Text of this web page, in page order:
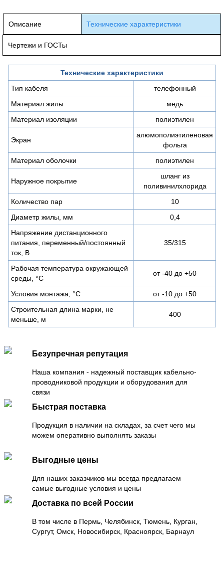
Описание Технические характеристики
Чертежи и ГОСТы
Технические характеристики
Тип кабеля
телефонный
Материал жилы
медь
Материал изоляции
полиэтилен
Экран
алюмополиэтиленовая
фольга
Материал оболочки
полиэтилен
Наружное покрытие
шланг из
поливинилхлорида
Количество пар
10
Диаметр жилы, мм
0,4
Напряжение дистанционного
питания, переменный/постоянный
ток, В
35/315
Рабочая температура окружающей
среды, °С
от -40 до +50
Условия монтажа, °С
от -10 до +50
Строительная длина марки, не
меньше, м
400
Безупречная репутация
Наша компания - надежный поставщик кабельно-
проводниковой продукции и оборудования для
связи
Быстрая поставка
Продукция в наличии на складах, за счет чего мы
можем оперативно выполнять заказы
Выгодные цены
Для наших заказчиков мы всегда предлагаем
самые выгодные условия и цены
Доставка по всей России
В том числе в Пермь, Челябинск, Тюмень, Курган,
Сургут, Омск, Новосибирск, Красноярск, Барнаул